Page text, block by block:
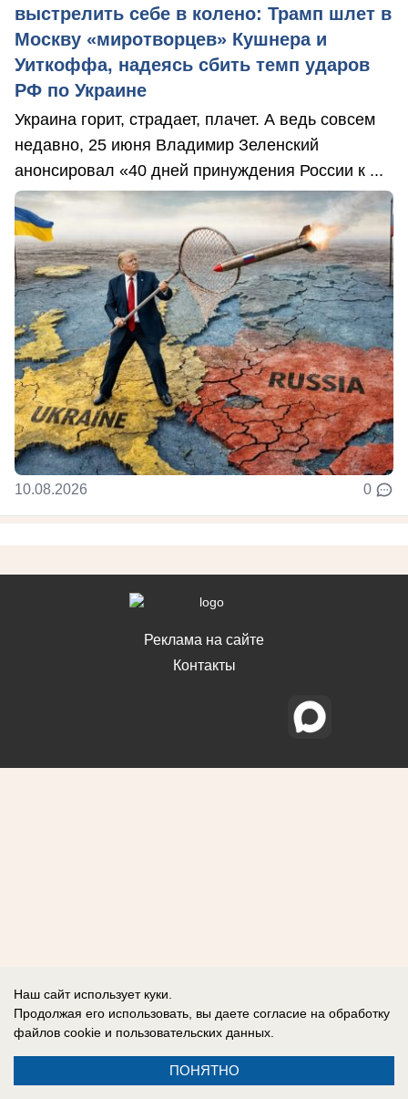
выстрелить себе в колено: Трамп шлет в
Москву «миротворцев» Кушнера и
Уиткоффа, надеясь сбить темп ударов
РФ по Украине
Украина горит, страдает, плачет. А ведь совсем
недавно, 25 июня Владимир Зеленский
анонсировал «40 дней принуждения России к ...
10.08.2026 0
Реклама на сайте
Контакты
Наш сайт использует куки.
Продолжая его использовать, вы даете согласие на обработку
файлов cookie и пользовательских данных.
ПОНЯТНО